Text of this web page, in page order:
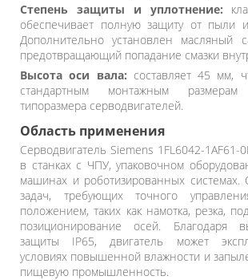
Степень защиты и уплотнение:
обеспечивает полную защиту от пыли
Дополнительно установлен масляный
предотвращающий попадание смазки
Высота оси вала: составляет 45 мм,
стандартным монтажным
типоразмера серводвигателей.
Область применения
Серводвигатель Siemens 1FL6042-1AF61-
в станках с ЧПУ, упаковочном
машинах и роботизированных
задач, требующих точного
положением, таких как намотка, резка,
позиционирование осей. Благодаря
защиты IP65, двигатель может
условиях повышенной влажности и
пищевую промышленность.